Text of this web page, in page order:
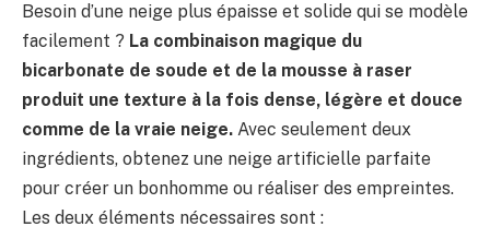
Besoin d’une neige plus épaisse et solide qui se modèle
facilement ? La combinaison magique du
bicarbonate de soude et de la mousse à raser
produit une texture à la fois dense, légère et douce
comme de la vraie neige. Avec seulement deux
ingrédients, obtenez une neige artificielle parfaite
pour créer un bonhomme ou réaliser des empreintes.
Les deux éléments nécessaires sont :